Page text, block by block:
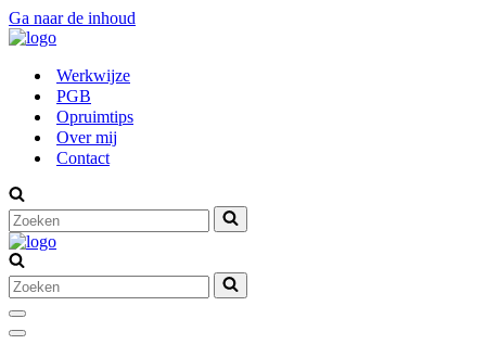
Ga naar de inhoud
Werkwijze
PGB
Opruimtips
Over mij
Contact
Zoek
naar...
Zoek
naar...
Navigatie
Menu
Navigatie